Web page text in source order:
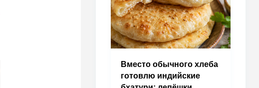
Вместо обычного хлеба
готовлю индийские